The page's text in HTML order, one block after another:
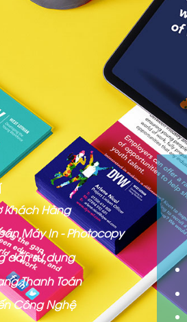
Khách Hàng
Máy In - Photocopy
dẫn sử dụng
Thanh Toán
Công Nghệ